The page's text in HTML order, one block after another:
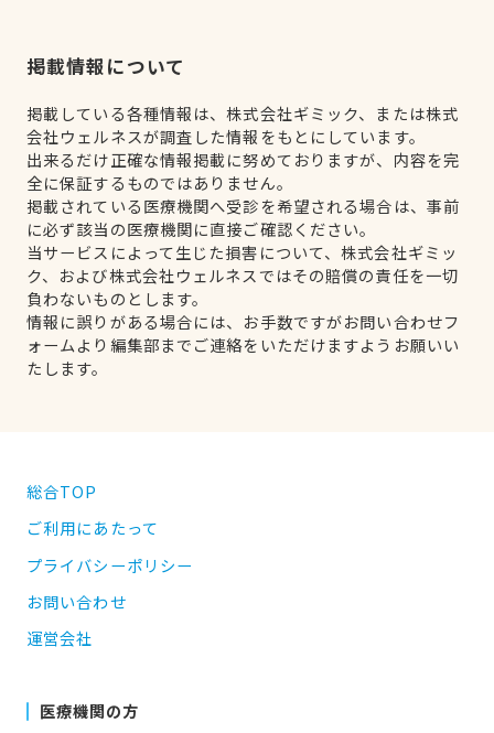
掲載情報について
掲載している各種情報は、株式会社ギミック、または株式
会社ウェルネスが調査した情報をもとにしています。
出来るだけ正確な情報掲載に努めておりますが、内容を完
全に保証するものではありません。
掲載されている医療機関へ受診を希望される場合は、事前
に必ず該当の医療機関に直接ご確認ください。
当サービスによって生じた損害について、株式会社ギミッ
ク、および株式会社ウェルネスではその賠償の責任を一切
負わないものとします。
情報に誤りがある場合には、お手数ですがお問い合わせフ
ォームより編集部までご連絡をいただけますようお願いい
たします。
総合TOP
ご利用にあたって
プライバシーポリシー
お問い合わせ
運営会社
医療機関の方